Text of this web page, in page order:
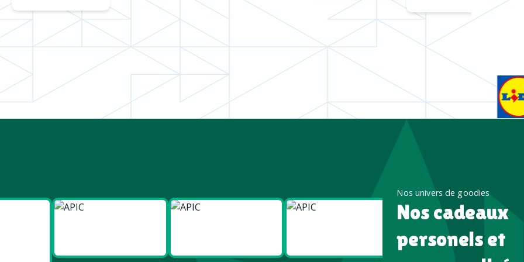
Goodies
High tech
Nos univers de goodies
Nos cadeaux
personels et